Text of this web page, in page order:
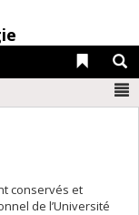
Liens
conservés et
de l’Université